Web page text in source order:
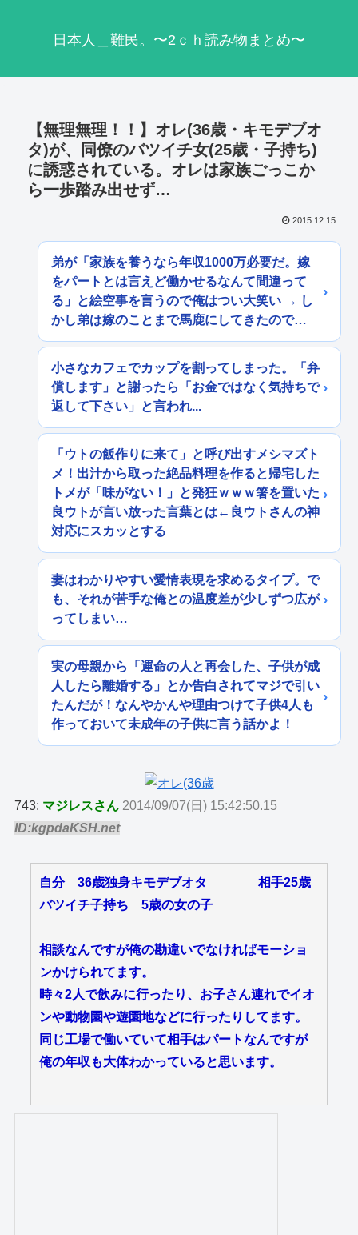
日本人＿難民。〜2ｃｈ読み物まとめ〜
【無理無理！！】オレ(36歳・キモデブオ
タ)が、同僚のバツイチ女(25歳・子持ち)
に誘惑されている。オレは家族ごっこか
ら一歩踏み出せず…
2015.12.15
弟が「家族を養うなら年収1000万必要だ。嫁
をパートとは言えど働かせるなんて間違って
る」と絵空事を言うので俺はつい大笑い → し
かし弟は嫁のことまで馬鹿にしてきたので…
小さなカフェでカップを割ってしまった。「弁
償します」と謝ったら「お金ではなく気持ちで
返して下さい」と言われ...
「ウトの飯作りに来て」と呼び出すメシマズト
メ！出汁から取った絶品料理を作ると帰宅した
トメが「味がない！」と発狂ｗｗｗ箸を置いた
良ウトが言い放った言葉とは←良ウトさんの神
対応にスカッとする
妻はわかりやすい愛情表現を求めるタイプ。で
も、それが苦手な俺との温度差が少しずつ広が
ってしまい…
実の母親から「運命の人と再会した、子供が成
人したら離婚する」とか告白されてマジで引い
たんだが！なんやかんや理由つけて子供4人も
作っておいて未成年の子供に言う話かよ！
743: マジレスさん 2014/09/07(日) 15:42:50.15
ID:kgpdaKSH.net
自分 36歳独身キモデブオタ 相手25歳
バツイチ子持ち 5歳の女の子
相談なんですが俺の勘違いでなければモーショ
ンかけられてます。
時々2人で飲みに行ったり、お子さん連れでイオ
ンや動物園や遊園地などに行ったりしてます。
同じ工場で働いていて相手はパートなんですが
俺の年収も大体わかっていると思います。